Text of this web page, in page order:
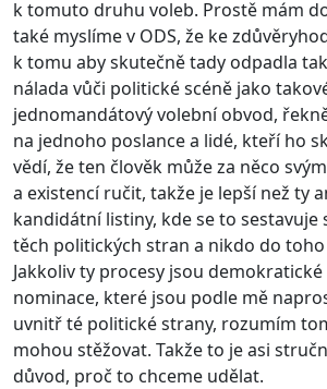
k tomuto druhu voleb. Prostě mám
také myslíme v ODS, že ke
k tomu aby skutečně tady odpadla
nálada vůči politické scéně jako
jednomandátový volební obvod,
na jednoho poslance a lidé, kteří ho
vědí, že ten člověk může za něco
a existencí ručit, takže je lepší než ty
kandidátní listiny, kde se to
těch politických stran a nikdo do
Jakkoliv ty procesy jsou
nominace, které jsou podle mě
uvnitř té politické strany, rozumím
mohou stěžovat. Takže to je asi
důvod, proč to chceme udělat.